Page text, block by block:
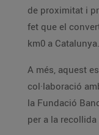
de proximitat i
fet que el
km0 a Catalunya.
A més, aquest
col·laboració
la Fundació
per a la